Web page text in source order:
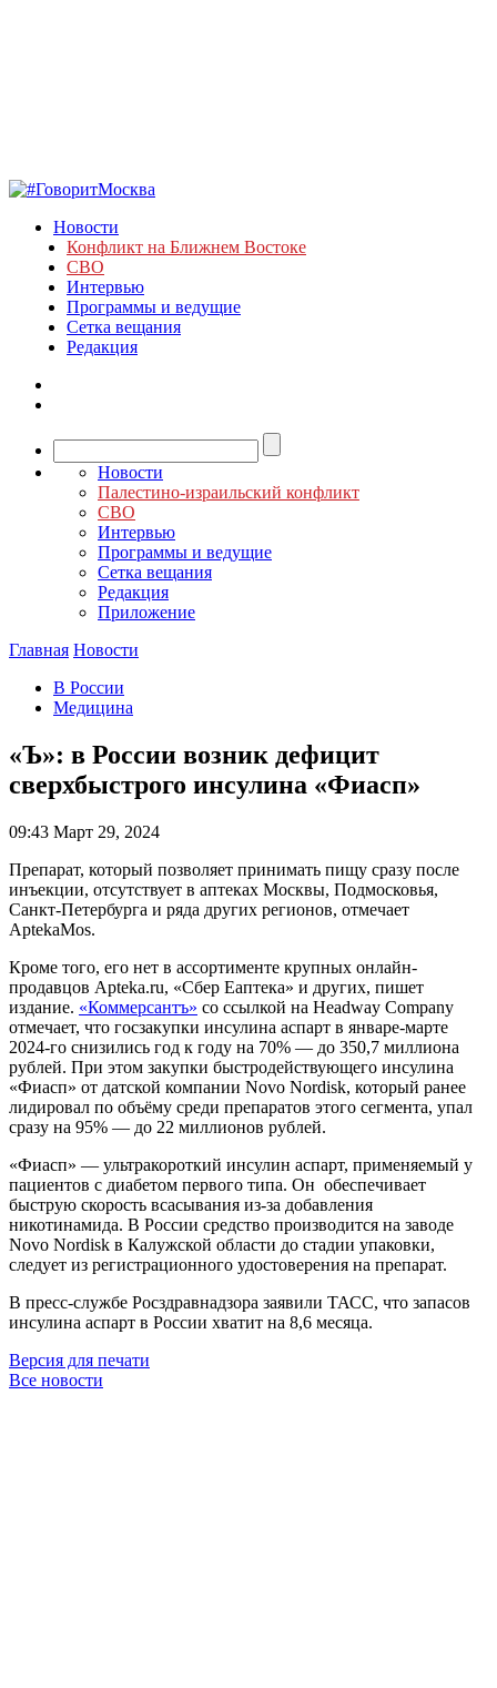
Новости
Конфликт на Ближнем Востоке
СВО
Интервью
Программы и ведущие
Сетка вещания
Редакция
Новости
Палестино-израильский конфликт
СВО
Интервью
Программы и ведущие
Сетка вещания
Редакция
Приложение
Главная Новости
В России
Медицина
«Ъ»: в России возник дефицит
сверхбыстрого инсулина «Фиасп»
09:43 Март 29, 2024
Препарат, который позволяет принимать пищу сразу после
инъекции, отсутствует в аптеках Москвы, Подмосковья,
Санкт-Петербурга и ряда других регионов, отмечает
AptekaMos.
Кроме того, его нет в ассортименте крупных онлайн-
продавцов Apteka.ru, «Сбер Еаптека» и других, пишет
издание. «Коммерсантъ» со ссылкой на Headway Company
отмечает, что госзакупки инсулина аспарт в январе-марте
2024-го снизились год к году на 70% — до 350,7 миллиона
рублей. При этом закупки быстродействующего инсулина
«Фиасп» от датской компании Novo Nordisk, который ранее
лидировал по объёму среди препаратов этого сегмента, упал
сразу на 95% — до 22 миллионов рублей.
«Фиасп» — ультракороткий инсулин аспарт, применяемый у
пациентов с диабетом первого типа. Он обеспечивает
быструю скорость всасывания из-за добавления
никотинамида. В России средство производится на заводе
Novo Nordisk в Калужской области до стадии упаковки,
следует из регистрационного удостоверения на препарат.
В пресс-службе Росздравнадзора заявили ТАСС, что запасов
инсулина аспарт в России хватит на 8,6 месяца.
Версия для печати
Все новости